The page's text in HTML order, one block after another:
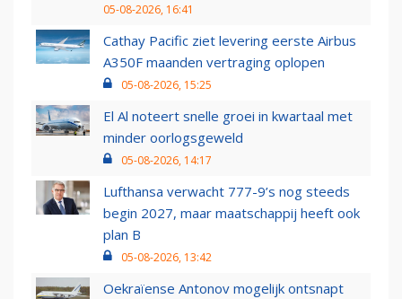
05-08-2026, 16:41
Cathay Pacific ziet levering eerste Airbus
A350F maanden vertraging oplopen
05-08-2026, 15:25
El Al noteert snelle groei in kwartaal met
minder oorlogsgeweld
05-08-2026, 14:17
Lufthansa verwacht 777-9’s nog steeds
begin 2027, maar maatschappij heeft ook
plan B
05-08-2026, 13:42
Oekraïense Antonov mogelijk ontsnapt